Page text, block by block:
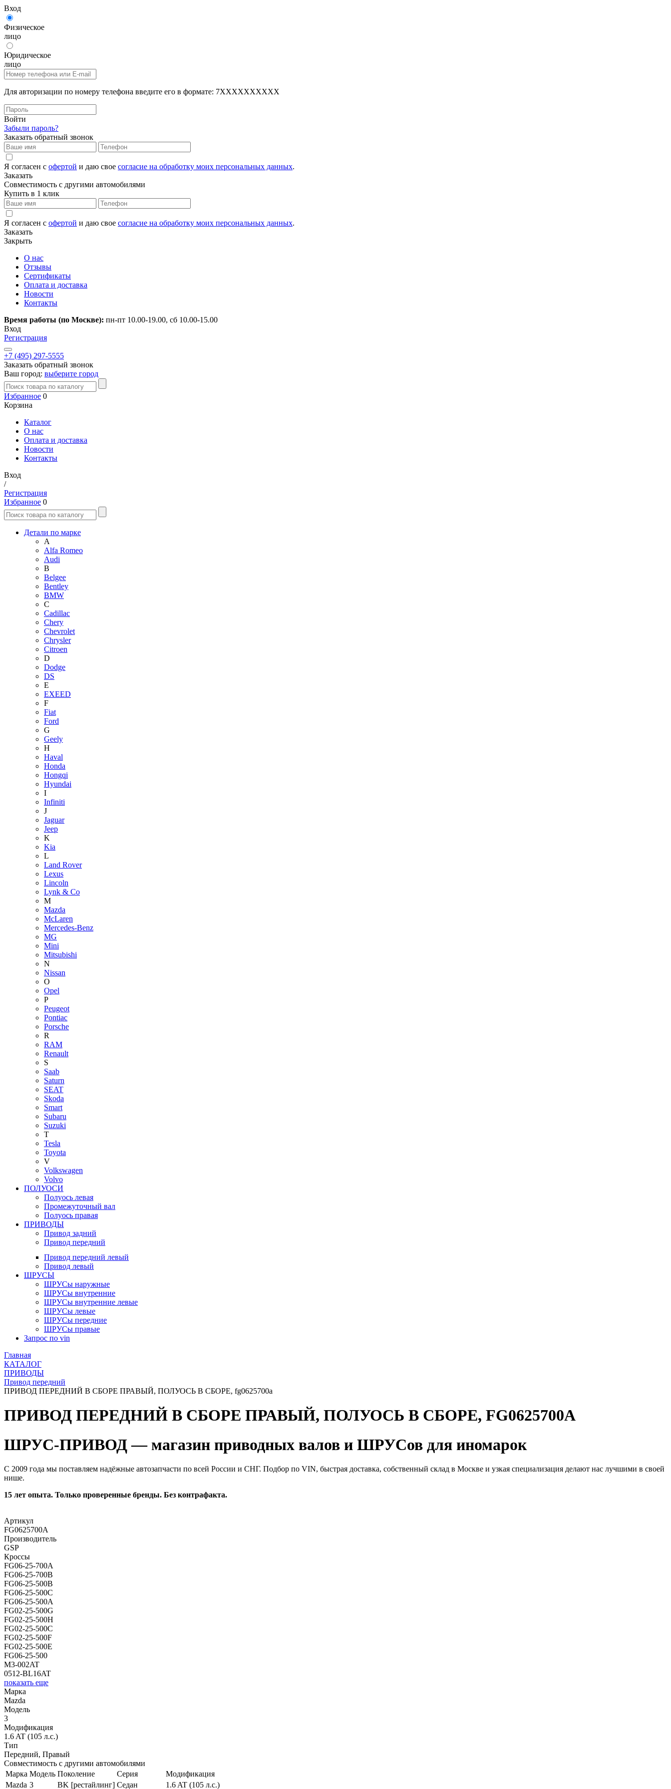
Вход
Физическое
лицо
Юридическое
лицо
Для авторизации по номеру телефона введите его в формате: 7XXXXXXXXXX
Войти
Забыли пароль?
Заказать обратный звонок
Я согласен с офертой и даю свое согласие на обработку моих персональных данных.
Заказать
Совместимость с другими автомобилями
Купить в 1 клик
Я согласен с офертой и даю свое согласие на обработку моих персональных данных.
Заказать
Закрыть
О нас
Отзывы
Сертификаты
Оплата и доставка
Новости
Контакты
Время работы (по Москве): пн-пт 10.00-19.00, сб 10.00-15.00
Вход
Регистрация
+7 (495) 297-5555
Заказать обратный звонок
Ваш город: выберите город
Избранное 0
Корзина
Каталог
О нас
Оплата и доставка
Новости
Контакты
Вход
/
Регистрация
Избранное 0
Детали по марке
A
Alfa Romeo
Audi
B
Belgee
Bentley
BMW
C
Cadillac
Chery
Chevrolet
Chrysler
Citroen
D
Dodge
DS
E
EXEED
F
Fiat
Ford
G
Geely
H
Haval
Honda
Hongqi
Hyundai
I
Infiniti
J
Jaguar
Jeep
K
Kia
L
Land Rover
Lexus
Lincoln
Lynk & Co
M
Mazda
McLaren
Mercedes-Benz
MG
Mini
Mitsubishi
N
Nissan
O
Opel
P
Peugeot
Pontiac
Porsche
R
RAM
Renault
S
Saab
Saturn
SEAT
Skoda
Smart
Subaru
Suzuki
T
Tesla
Toyota
V
Volkswagen
Volvo
ПОЛУОСИ
Полуось левая
Промежуточный вал
Полуось правая
ПРИВОДЫ
Привод задний
Привод передний
Привод передний левый
Привод левый
ШРУСЫ
ШРУСы наружные
ШРУСы внутренние
ШРУСы внутренние левые
ШРУСы левые
ШРУСы передние
ШРУСы правые
Запрос по vin
Главная
КАТАЛОГ
ПРИВОДЫ
Привод передний
ПРИВОД ПЕРЕДНИЙ В СБОРЕ ПРАВЫЙ, ПОЛУОСЬ В СБОРЕ, fg0625700a
ПРИВОД ПЕРЕДНИЙ В СБОРЕ ПРАВЫЙ, ПОЛУОСЬ В СБОРЕ, FG0625700A
ШРУС-ПРИВОД — магазин приводных валов и ШРУСов для иномарок
С 2009 года мы поставляем надёжные автозапчасти по всей России и СНГ. Подбор по VIN, быстрая доставка, собственный склад в Москве и узкая специализация делают нас лучшими в своей
нише.
15 лет опыта. Только проверенные бренды. Без контрафакта.
Артикул
FG0625700A
Производитель
GSP
Кроссы
FG06-25-700A
FG06-25-700B
FG06-25-500B
FG06-25-500C
FG06-25-500A
FG02-25-500G
FG02-25-500H
FG02-25-500C
FG02-25-500F
FG02-25-500E
FG06-25-500
M3-002AT
0512-BL16AT
показать еще
Марка
Mazda
Модель
3
Модификация
1.6 AT (105 л.с.)
Тип
Передний, Правый
Совместимость с другими автомобилями
Марка Модель Поколение Серия
Модификация
Mazda 3 BK [рестайлинг] Седан 1.6 AT (105 л.с.)